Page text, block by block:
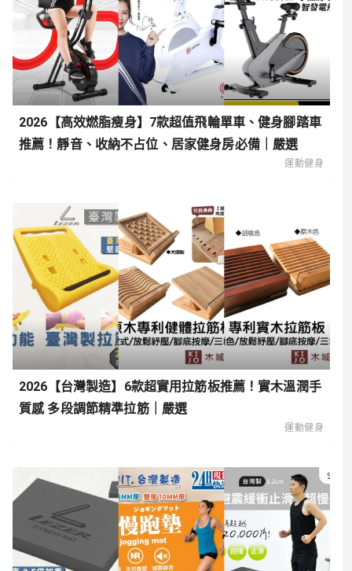
2026【高效燃脂瘦身】7款超值飛輪單車、健身腳踏車
推薦！靜音、收納不占位、居家健身房必備｜嚴選
運動健身
2026【台灣製造】6款超實用拉筋板推薦！實木溫潤手
質感 多段調節精準拉筋｜嚴選
運動健身